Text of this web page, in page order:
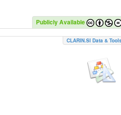
Publicly Available
CLARIN.SI Data &